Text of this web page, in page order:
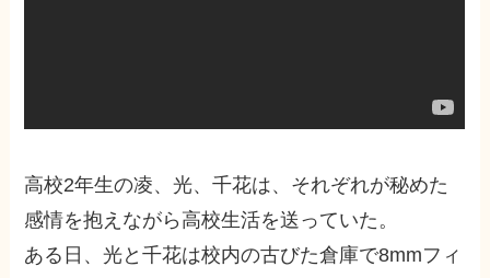
高校2年生の凌、光、千花は、それぞれが秘めた
感情を抱えながら高校生活を送っていた。
ある日、光と千花は校内の古びた倉庫で8mmフィ